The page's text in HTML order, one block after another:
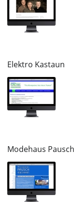
Elektro Kastaun
Modehaus Pausch